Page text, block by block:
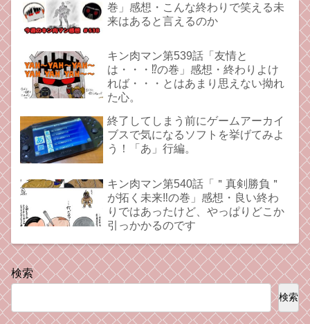
巻」感想・こんな終わりで笑える未
来はあると言えるのか
キン肉マン第539話「友情と
は・・・⁉︎の巻」感想・終わりよけ
れば・・・とはあまり思えない拗れ
た心。
終了してしまう前にゲームアーカイ
ブスで気になるソフトを挙げてみよ
う！「あ」行編。
キン肉マン第540話「＂真剣勝負＂
が拓く未来‼の巻」感想・良い終わ
りではあったけど、やっぱりどこか
引っかかるのです
検索
検索